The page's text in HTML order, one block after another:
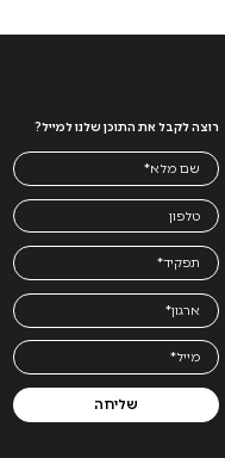
רוצה לקבל את התוכן שלנו למייל?